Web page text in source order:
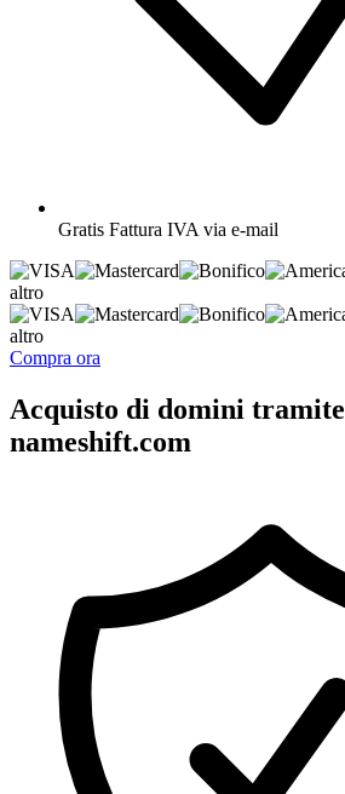
Gratis Fattura IVA via e-mail
altro
altro
Compra ora
Acquisto di domini tramite
nameshift.com